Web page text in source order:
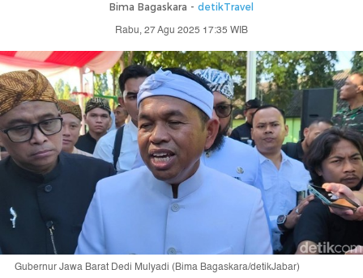
Bima Bagaskara - detikTravel
Rabu, 27 Agu 2025 17:35 WIB
Gubernur Jawa Barat Dedi Mulyadi (Bima Bagaskara/detikJabar)